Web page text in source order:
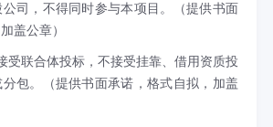
司，不得同时参与本项目。（提供书面
盖公章）
联合体投标，不接受挂靠、借用资质投
包。（提供书面承诺，格式自拟，加盖